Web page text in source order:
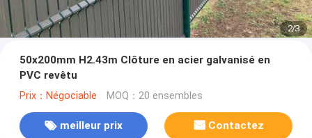
2/3
50x200mm H2.43m Clôture en acier galvanisé en
PVC revêtu
Prix：Négociable MOQ：20 ensembles
meilleur prix Contactez